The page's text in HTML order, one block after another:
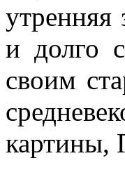
утренняя
и долго
своим
картины,